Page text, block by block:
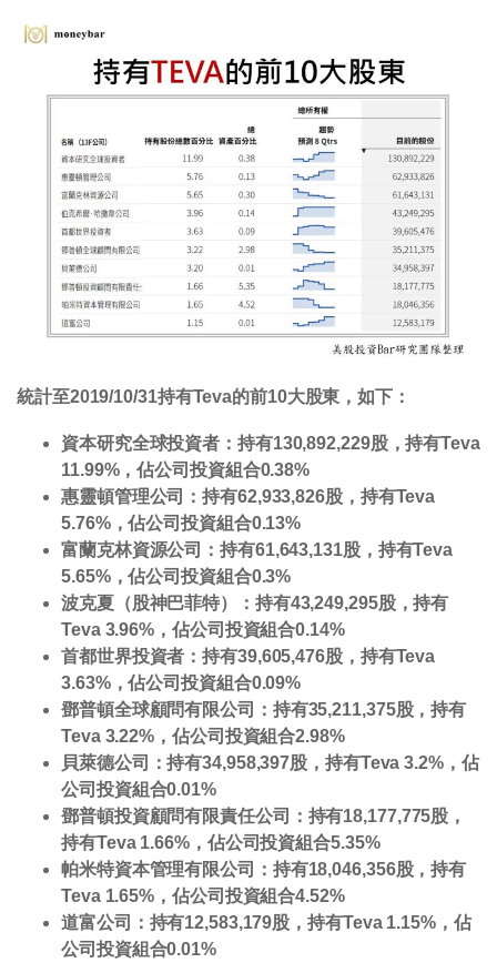
統計至2019/10/31持有Teva​的前10大股東，如下：
資本研究全球投資者：持有130,892,229股，持有Teva
11.99%，佔公司投資組合0.38%
惠靈頓管理公司：持有62,933,826股，持有Teva
5.76%，佔公司投資組合0.13%
富蘭克林資源公司：持有61,643,131股，持有Teva
5.65%，佔公司投資組合0.3%
波克夏（股神巴菲特）：持有43,249,295股，持有
Teva 3.96%，佔公司投資組合0.14%
首都世界投資者：持有39,605,476股，持有Teva
3.63%，佔公司投資組合0.09%
鄧普頓全球顧問有限公司：持有35,211,375股，持有
Teva 3.22%，佔公司投資組合2.98%
貝萊德公司：持有34,958,397股，持有Teva 3.2%，佔
公司投資組合0.01%
鄧普頓投資顧問有限責任公司：持有18,177,775股，
持有Teva 1.66%，佔公司投資組合5.35%
帕米特資本管理有限公司：持有18,046,356股，持有
Teva 1.65%，佔公司投資組合4.52%
道富公司：持有12,583,179股，持有Teva 1.15%，佔
公司投資組合0.01%